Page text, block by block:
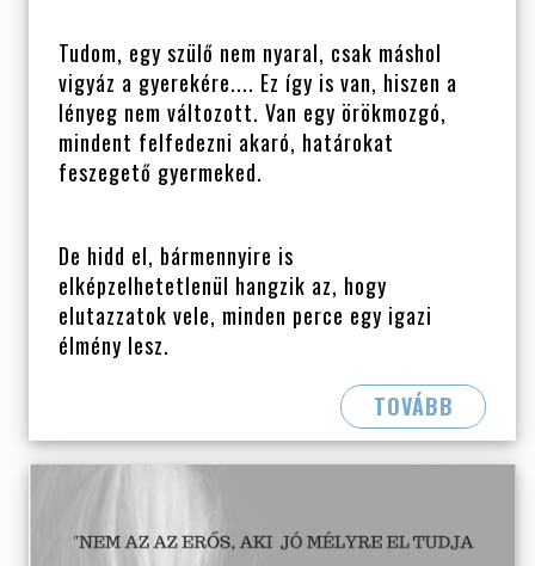
Tudom, egy szülő nem nyaral, csak máshol
vigyáz a gyerekére.... Ez így is van, hiszen a
lényeg nem változott. Van egy örökmozgó,
mindent felfedezni akaró, határokat
feszegető gyermeked.
De hidd el, bármennyire is
elképzelhetetlenül hangzik az, hogy
elutazzatok vele, minden perce egy igazi
élmény lesz.
TOVÁBB